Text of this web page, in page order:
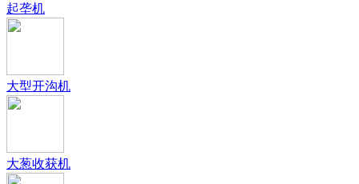
起垄机
大型开沟机
大葱收获机